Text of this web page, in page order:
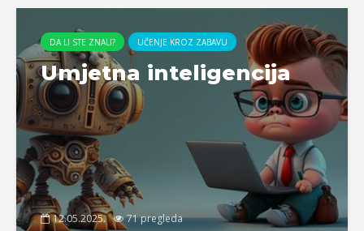
DA LI STE ZNALI? UČENJE KROZ ZABAVU
Umjetna inteligencija
12.05.2025. 71 pregleda